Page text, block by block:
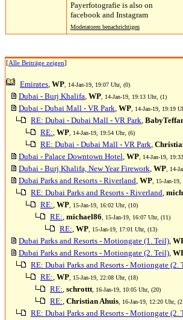
Payerfotografie is also on
facebook and Instagram
Moderatoren benachrichtigen
[Alle Beiträge zeigen]
Emirates, WP , 14-Jan-19, 19:07 Uhr, (0)
Dubai - Burj Khalifa, WP , 14-Jan-19, 19:13 Uhr, (1)
Dubai - Dubai Mall - VR Park, WP , 14-Jan-19, 19:19
RE: Dubai - Dubai Mall - VR Park,
RE:, WP , 14-Jan-19, 19:54 Uhr, (6)
RE: Dubai - Dubai Mall - VR Park,
Dubai - Palace Downtown Hotel, WP , 14-Jan-19,
Dubai - Burj Khalifa, New Year Firework, WP , 14-
Dubai Parks and Resorts - Riverland, WP , 15-Jan-
RE: Dubai Parks and Resorts - Riverland,
RE:, WP , 15-Jan-19, 16:02 Uhr, (10)
RE:, michael86 , 15-Jan-19, 16:07 Uhr, (11)
RE:, WP , 15-Jan-19, 17:01 Uhr, (13)
Dubai Parks and Resorts - Motiongate (1. Teil),
Dubai Parks and Resorts - Motiongate (2. Teil),
RE: Dubai Parks and Resorts - Motiongate (2.
RE:, WP , 15-Jan-19, 22:08 Uhr, (18)
RE:, schrottt , 16-Jan-19, 10:05 Uhr, (20)
RE:, Christian Ahuis , 16-Jan-19, 12:20 Uhr,
RE: Dubai Parks and Resorts - Motiongate (2.